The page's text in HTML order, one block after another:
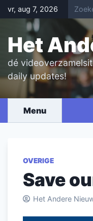
Skip
to
content
vr, aug 7, 2026
Het
dé
daily updates!
Menu
OVERIGE
Save
Het Andere